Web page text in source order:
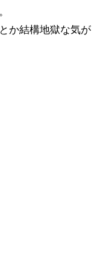
か結構地獄な気が